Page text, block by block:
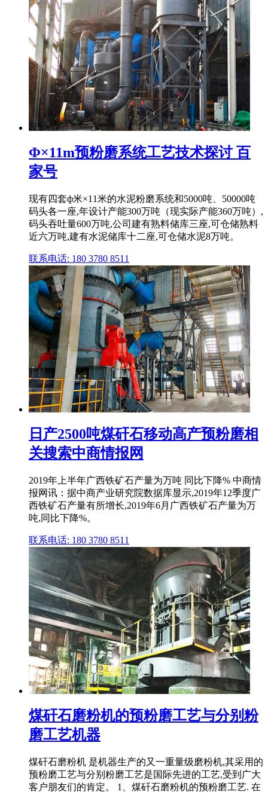
Φ×11m预粉磨系统工艺技术探讨 百
家号
现有四套ф米×11米的水泥粉磨系统和5000吨、50000吨
码头各一座,年设计产能300万吨（现实际产能360万吨）,
码头吞吐量600万吨,公司建有熟料储库三座,可仓储熟料
近六万吨,建有水泥储库十二座,可仓储水泥8万吨。
联系电话: 180 3780 8511
日产2500吨煤矸石移动高产预粉磨相
关搜索中商情报网
2019年上半年广西铁矿石产量为万吨 同比下降% 中商情
报网讯：据中商产业研究院数据库显示,2019年12季度广
西铁矿石产量有所增长,2019年6月广西铁矿石产量为万
吨,同比下降%。
联系电话: 180 3780 8511
煤矸石磨粉机的预粉磨工艺与分别粉
磨工艺机器
煤矸石磨粉机 是机器生产的又一重量级磨粉机,其采用的
预粉磨工艺与分别粉磨工艺是国际先进的工艺,受到广大
客户朋友们的肯定。 1、煤矸石磨粉机的预粉磨工艺. 在